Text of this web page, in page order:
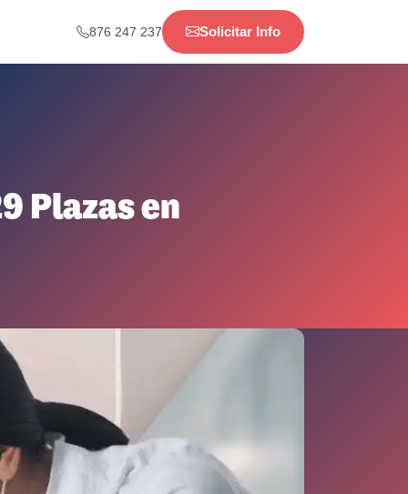
876 247 237 Solicitar Info
Plazas en